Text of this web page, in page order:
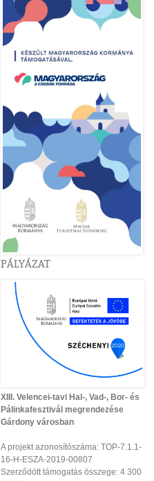
PÁLYÁZAT
XIII. Velencei-tavi Hal-, Vad-, Bor- és
Pálinkafesztivál megrendezése
Gárdony városban
A projekt azonosítószáma: TOP-7.1.1-
16-H-ESZA-2019-00807
Szerződött támogatás összege: 4 300